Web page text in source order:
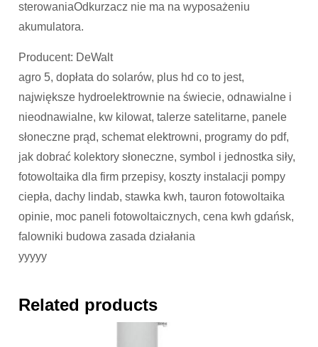
sterowaniaOdkurzacz nie ma na wyposażeniu
akumulatora.
Producent: DeWalt
agro 5, dopłata do solarów, plus hd co to jest,
największe hydroelektrownie na świecie, odnawialne i
nieodnawialne, kw kilowat, talerze satelitarne, panele
słoneczne prąd, schemat elektrowni, programy do pdf,
jak dobrać kolektory słoneczne, symbol i jednostka siły,
fotowoltaika dla firm przepisy, koszty instalacji pompy
ciepła, dachy lindab, stawka kwh, tauron fotowoltaika
opinie, moc paneli fotowoltaicznych, cena kwh gdańsk,
falowniki budowa zasada działania
yyyyy
Related products